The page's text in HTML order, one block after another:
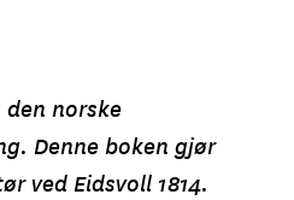
norske
Denne boken gjør
ved Eidsvoll 1814.